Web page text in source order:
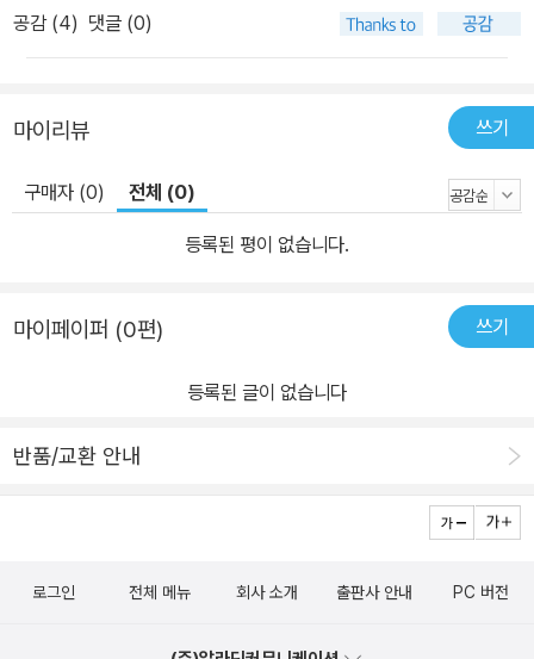
시에 자연을 대신할 가상 세계 역할을 하며 그들을 열광시키는 요즘,
우리 아이들을 호수로 이끈다면 어떨까요? 우리 아이들 역시 안톤처
거리는 일을 더 선호할 것이란 생각이 듭니다. 그런 성장 과정을 거치
면서 결국은 현실 대응 능력이 부족하고 소심하지만, 머리 속은 온갖
정보와 환상으로 비대해진 어른이 될 수 있을지도 모릅니다. 작가는
우리 주인공을 현실을 거부한 채 가상 세계 안에 매몰시키지 않습니
다. 대신 안톤에게 힘없는 작은 물고기(피라니아) 한 마리를 던져 주
른 아이들이 아닌, 말없는 친구 피라니아와 교감을 하며 안톤은 강제
성 없이 서서히 자연으로 다가갑니다. 이제 회복된 자아와 순수한 자
연에 대한 깨달음은 그를 더 이상 ‘검은 진흙탕 같은 호수’가 아닌 '드
라니아를 지키기 위해 내재된 폭력을 분출하며 용기와 자의식을 되찾
다. 작가가 작은 물고기를 매개로 주인공 안톤에게 자연과 교류하며
권이 마음의 양식으로 그들의 생각을 한 걸음 더 열고 나아갈 수 있도
공감 (4) 댓글 (0)
마이리뷰 쓰기
구매자 (0) 전체 (0)
등록된 평이 없습니다.
마이페이퍼 (0편) 쓰기
등록된 글이 없습니다
반품/교환 안내
로그인 전체 메뉴 회사 소개 출판사 안내 PC 버전